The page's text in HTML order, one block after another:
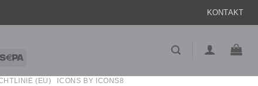
KONTAKT
(EU) ICONS BY ICONS8